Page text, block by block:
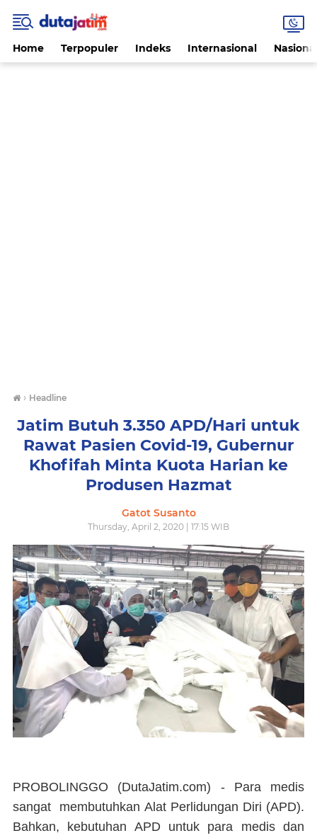
Home Terpopuler Indeks Internasional
› Headline
Jatim Butuh 3.350 APD/Hari untuk
Rawat Pasien Covid-19, Gubernur
Khofifah Minta Kuota Harian ke
Produsen Hazmat
Gatot Susanto
Thursday, April 2, 2020 | 17:15 WIB
PROBOLINGGO (DutaJatim.com) - Para medis
sangat membutuhkan Alat Perlidungan Diri (APD).
Bahkan, kebutuhan APD untuk para medis dan